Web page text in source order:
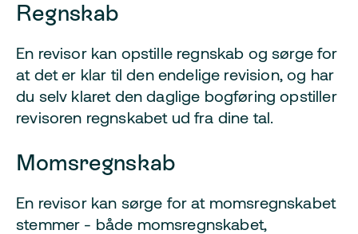
Regnskab
En revisor kan opstille regnskab og sørge for
at det er klar til den endelige revision, og har
du selv klaret den daglige bogføring opstiller
revisoren regnskabet ud fra dine tal.
Momsregnskab
En revisor kan sørge for at momsregnskabet
stemmer - både momsregnskabet,